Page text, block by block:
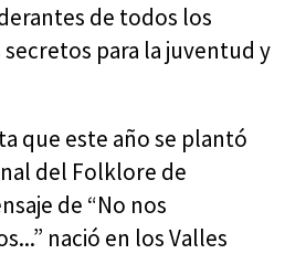
de todos los
para la juventud y
que este año se plantó
del Folklore de
de “No nos
nació en los Valles